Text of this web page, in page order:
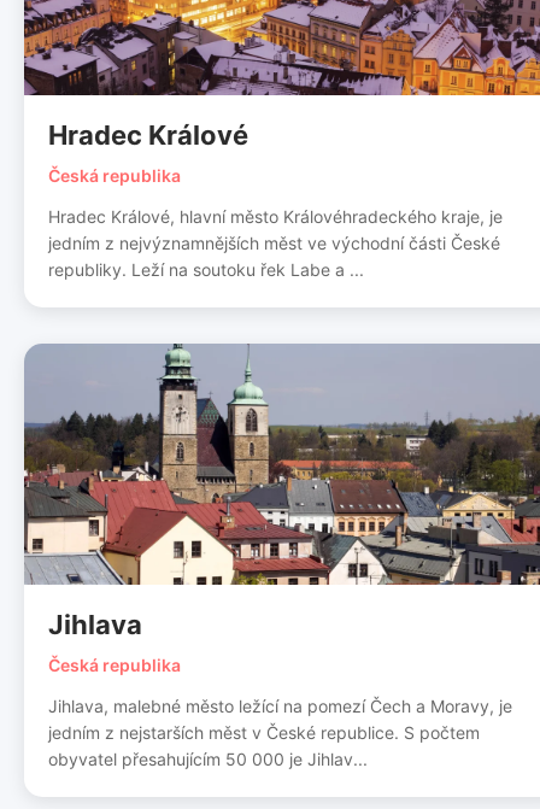
Hradec Králové
Česká republika
Hradec Králové, hlavní město Královéhradeckého kraje, je
jedním z nejvýznamnějších měst ve východní části České
republiky. Leží na soutoku řek Labe a ...
Jihlava
Česká republika
Jihlava, malebné město ležící na pomezí Čech a Moravy, je
jedním z nejstarších měst v České republice. S počtem
obyvatel přesahujícím 50 000 je Jihlav...